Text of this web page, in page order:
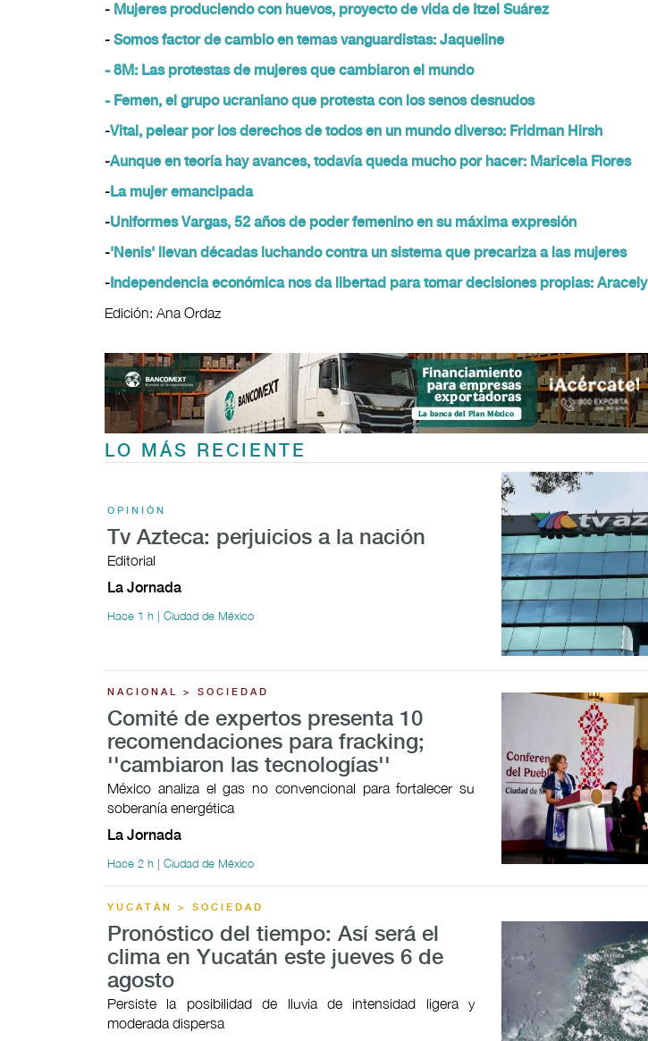
- Mujeres produciendo con huevos, proyecto de vida de Itzel Suárez
- Somos factor de cambio en temas vanguardistas: Jaqueline
- 8M: Las protestas de mujeres que cambiaron el mundo
- Femen, el grupo ucraniano que protesta con los senos desnudos
-Vital, pelear por los derechos de todos en un mundo diverso: Fridman Hirsh
-Aunque en teoría hay avances, todavía queda mucho por hacer: Maricela Flores
-La mujer emancipada
-Uniformes Vargas, 52 años de poder femenino en su máxima expresión
-'Nenis' llevan décadas luchando contra un sistema que precariza a las mujeres
- Independencia económica nos da libertad para tomar decisiones propias: Aracely
Edición: Ana Ordaz
LO MÁS RECIENTE
OPINIÓN
Tv Azteca: perjuicios a la nación
Editorial
La Jornada
Hace 1 h | Ciudad de México
NACIONAL > SOCIEDAD
Comité de expertos presenta 10
recomendaciones para fracking;
''cambiaron las tecnologías''
México analiza el gas no convencional para fortalecer su
soberanía energética
La Jornada
Hace 2 h | Ciudad de México
YUCATÁN > SOCIEDAD
Pronóstico del tiempo: Así será el
clima en Yucatán este jueves 6 de
agosto
Persiste la posibilidad de lluvia de intensidad ligera y
moderada dispersa